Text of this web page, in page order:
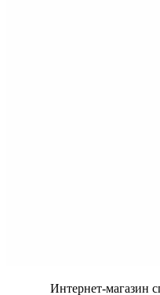
Интернет-магазин